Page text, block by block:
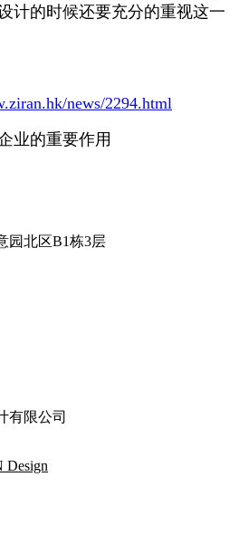
计的时候还要充分的重视这一
news/2294.html
业的重要作用
园北区B1栋3层
有限公司
Design